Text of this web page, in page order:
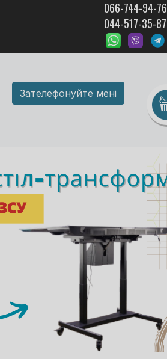
066-744-94-76
044-517-35-87
Зателефонуйте мені